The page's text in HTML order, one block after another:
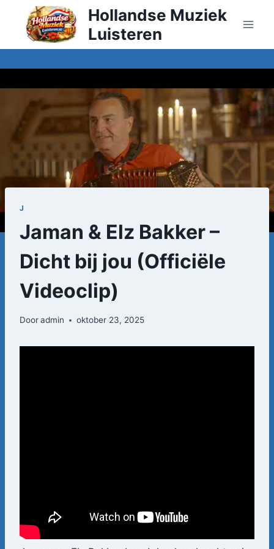
Doorgaan
inhoud
Hollandse Muziek
Luisteren
J
Jaman & Elz Bakker –
Dicht bij jou (Officiële
Videoclip)
Dooradmin oktober 23, 2025